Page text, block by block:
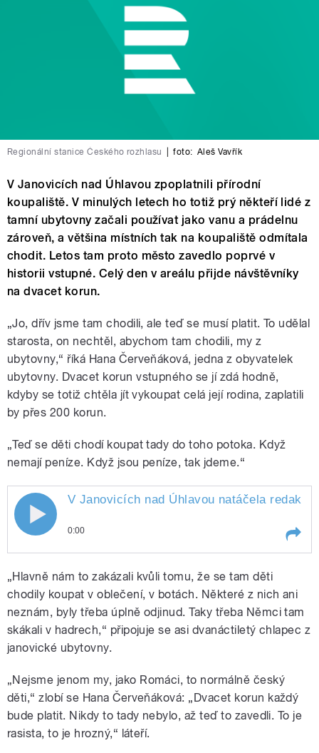
Regionální stanice Českého rozhlasu foto: Aleš Vavřík
V Janovicích nad Úhlavou zpoplatnili přírodní
koupaliště. V minulých letech ho totiž prý někteří lidé z
tamní ubytovny začali používat jako vanu a prádelnu
zároveň, a většina místních tak na koupaliště odmítala
chodit. Letos tam proto město zavedlo poprvé v
historii vstupné. Celý den v areálu přijde návštěvníky
na dvacet korun.
„Jo, dřív jsme tam chodili, ale teď se musí platit. To udělal
starosta, on nechtěl, abychom tam chodili, my z
ubytovny,“ říká Hana Červeňáková, jedna z obyvatelek
ubytovny. Dvacet korun vstupného se jí zdá hodně,
kdyby se totiž chtěla jít vykoupat celá její rodina, zaplatili
by přes 200 korun.
„Teď se děti chodí koupat tady do toho potoka. Když
nemají peníze. Když jsou peníze, tak jdeme.“
pause
V Janovicích nad Úhlavou natáčela
0:00
natáčela redaktorka Jitka
„Hlavně nám to zakázali kvůli tomu, že se tam děti
chodily koupat v oblečení, v botách. Některé z nich ani
neznám, byly třeba úplně odjinud. Taky třeba Němci tam
skákali v hadrech,“ připojuje se asi dvanáctiletý chlapec z
janovické ubytovny.
„Nejsme jenom my, jako Romáci, to normálně český
děti,“ zlobí se Hana Červeňáková: „Dvacet korun každý
bude platit. Nikdy to tady nebylo, až teď to zavedli. To je
rasista, to je hrozný,“ láteří.